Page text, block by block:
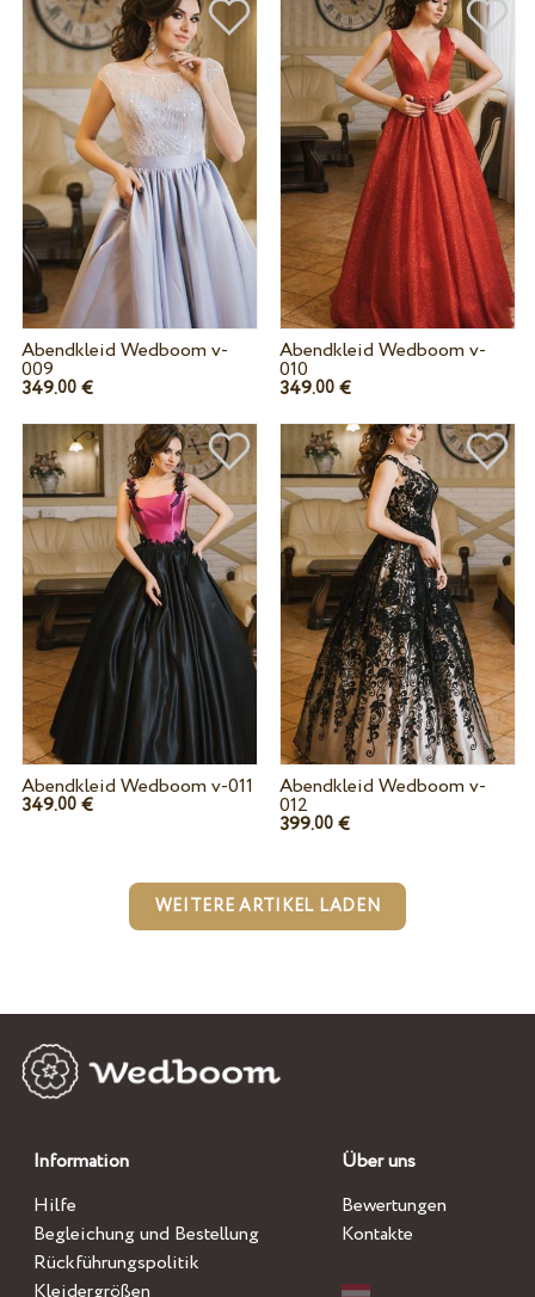
Abendkleid Wedboom v-
009
349.00€
Abendkleid Wedboom v-
010
349.00 €
Abendkleid Wedboom v-011
349.00€
Abendkleid Wedboom v-
012
399.00 €
WEITERE ARTIKEL LADEN
Information
Hilfe
Begleichung und Bestellung
Rückführungspolitik
Über uns
Bewertungen
Kontakte